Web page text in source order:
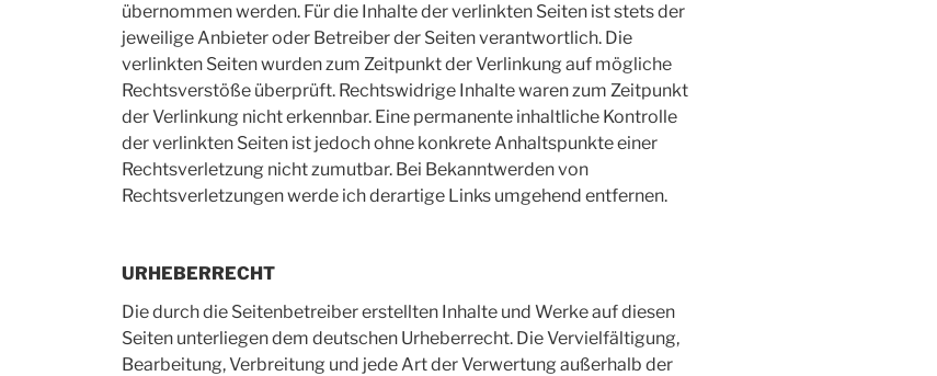
übernommen werden. Für die Inhalte der verlinkten Seiten ist stets der
jeweilige Anbieter oder Betreiber der Seiten verantwortlich. Die
verlinkten Seiten wurden zum Zeitpunkt der Verlinkung auf mögliche
Rechtsverstöße überprüft. Rechtswidrige Inhalte waren zum Zeitpunkt
der Verlinkung nicht erkennbar. Eine permanente inhaltliche Kontrolle
der verlinkten Seiten ist jedoch ohne konkrete Anhaltspunkte einer
Rechtsverletzung nicht zumutbar. Bei Bekanntwerden von
Rechtsverletzungen werde ich derartige Links umgehend entfernen.
URHEBERRECHT
Die durch die Seitenbetreiber erstellten Inhalte und Werke auf diesen
Seiten unterliegen dem deutschen Urheberrecht. Die Vervielfältigung,
Bearbeitung, Verbreitung und jede Art der Verwertung außerhalb der